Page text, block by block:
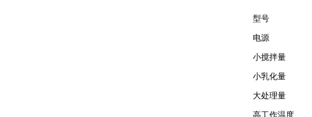
型号
电源
小搅拌量
小乳化量
大处理量
高工作温度